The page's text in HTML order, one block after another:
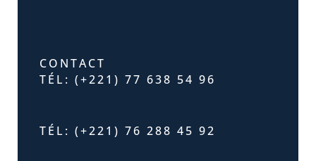
CONTACT
TÉL: (+221) 77 638 54 96
TÉL: (+221) 76 288 45 92